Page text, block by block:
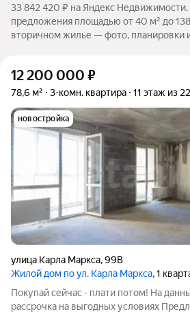
33 842 420 ₽ на Яндекс Недвижимости.
предложения площадью от 40 м² до
вторичном жилье — фото, планировки
12 200 000 ₽
78,6 м² 3-комн. квартира 11 этаж из 22
новостройка
улица Карла Маркса,99В
Жилой дом по ул. Карла Маркса, 1
Покупай сейчас - плати потом! На
рассрочка на выгодных условиях